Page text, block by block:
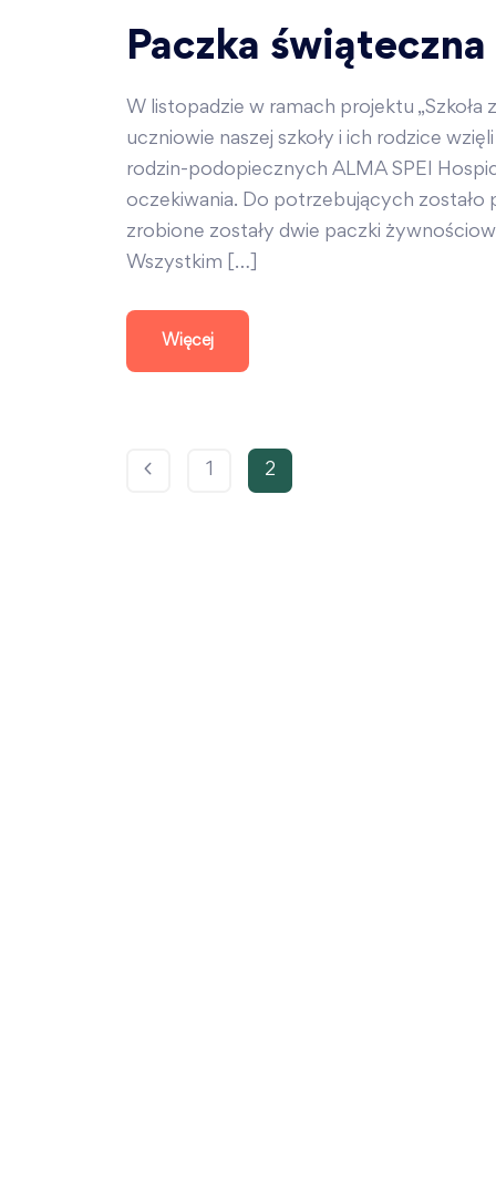
Paczka świąteczna
W listopadzie w ramach projektu „Szkoła
uczniowie naszej szkoły i ich rodzice
rodzin-podopiecznych ALMA SPEI
oczekiwania. Do potrzebujących
zrobione zostały dwie paczki
Wszystkim […]
Więcej
2